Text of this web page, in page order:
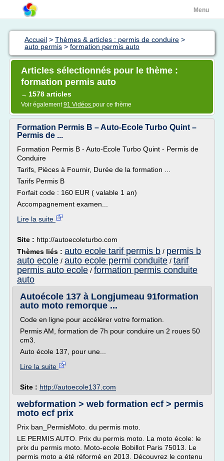
Menu
Accueil > Thèmes & articles : permis de conduire >
auto permis > formation permis auto
Articles sélectionnés pour le thème :
formation permis auto
→ 1578 articles
Voir également91 Vidéos pour ce thème
Formation Permis B – Auto-Ecole Turbo Quint –
Permis de ...
Formation Permis B - Auto-Ecole Turbo Quint - Permis de
Conduire
Tarifs, Pièces à Fournir, Durée de la formation ...
Tarifs Permis B
Forfait code : 160 EUR ( valable 1 an)
Accompagnement examen...
Lire la suite
Site : http://autoecoleturbo.com
Thèmes liés : auto ecole tarif permis b / permis b
auto ecole / auto ecole permi conduite / tarif
permis auto ecole / formation permis conduite
auto
Autoécole 137 à Longjumeau 91formation
auto moto remorque ...
Code en ligne pour accélérer votre formation.
Permis AM, formation de 7h pour conduire un 2 roues 50
cm3.
Auto école 137, pour une...
Lire la suite
Site : http://autoecole137.com
webformation > web formation ecf > permis
moto ecf prix
Prix ban_PermisMoto. du permis moto.
LE PERMIS AUTO. Prix du permis moto. La moto école: le
prix du permis moto. Moto-ecole Bobillot Paris 75013. Le
permis moto a été réformé en 2013. Découvrez le contenu